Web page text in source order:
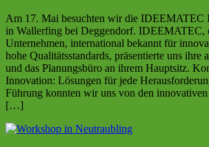
Am 17. Mai besuchten wir die IDEEMATEC
in Wallerfing bei Deggendorf. IDEEMATEC,
Unternehmen, international bekannt für
hohe Qualitätsstandards, präsentierte uns ihre
und das Planungsbüro an ihrem Hauptsitz.
Innovation: Lösungen für jede
Führung konnten wir uns von den
[…]